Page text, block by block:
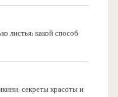
листья: какой способ
секреты красоты и